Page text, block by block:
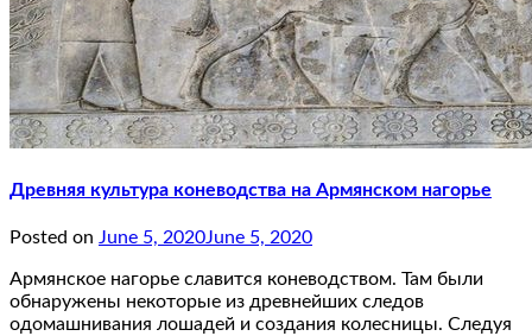
Древняя культура коневодства на Армянском нагорье
Posted on June 5, 2020June 5, 2020
Армянское нагорье славится коневодством. Там были
обнаружены некоторые из древнейших следов
одомашнивания лошадей и создания колесницы. Следуя